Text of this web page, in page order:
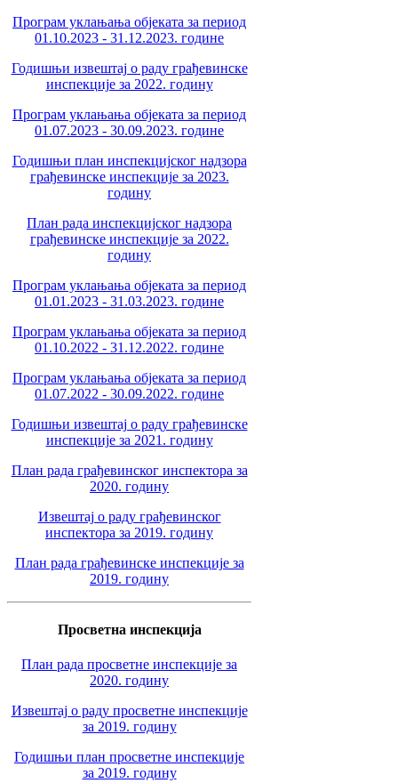
Програм уклањања објеката за период
01.10.2023 - 31.12.2023. године
Годишњи извештај о раду грађевинске
инспекције за 2022. годину
Програм уклањања објеката за период
01.07.2023 - 30.09.2023. године
Годишњи план инспекцијског надзора
грађевинске инспекције за 2023.
годину
План рада инспекцијског надзора
грађевинске инспекције за 2022.
годину
Програм уклањања објеката за период
01.01.2023 - 31.03.2023. године
Програм уклањања објеката за период
01.10.2022 - 31.12.2022. године
Програм уклањања објеката за период
01.07.2022 - 30.09.2022. године
Годишњи извештај о раду грађевинске
инспекције за 2021. годину
План рада грађевинског инспектора за
2020. годину
Извештај о раду грађевинског
инспектора за 2019. годину
План рада грађевинске инспекције за
2019. годину
Просветна инспекција
План рада просветне инспекције за
2020. годину
Извештај о раду просветне инспекције
за 2019. годину
Годишњи план просветне инспекције
за 2019. годину